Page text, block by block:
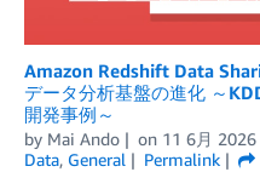
Amazon Redshift Data
データ分析基盤の進化 ～
開発事例～
by Mai Ando on 11 6月 2026
Data, General Permalink